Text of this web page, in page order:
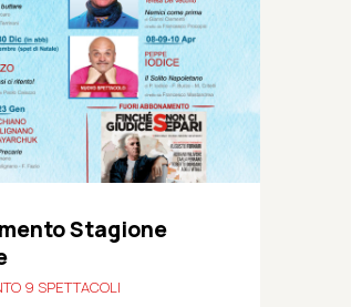
Stagione
9 SPETTACOLI